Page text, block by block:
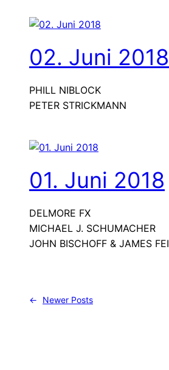
02. Juni 2018
PHILL NIBLOCK
PETER STRICKMANN
01. Juni 2018
DELMORE FX
MICHAEL J. SCHUMACHER
JOHN BISCHOFF & JAMES FEI
← Newer Posts